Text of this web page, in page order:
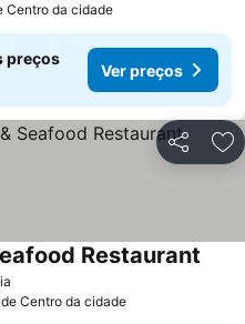
Centro da cidade
preços
Ver preços
Partilhar
Restaurant
Centro da cidade